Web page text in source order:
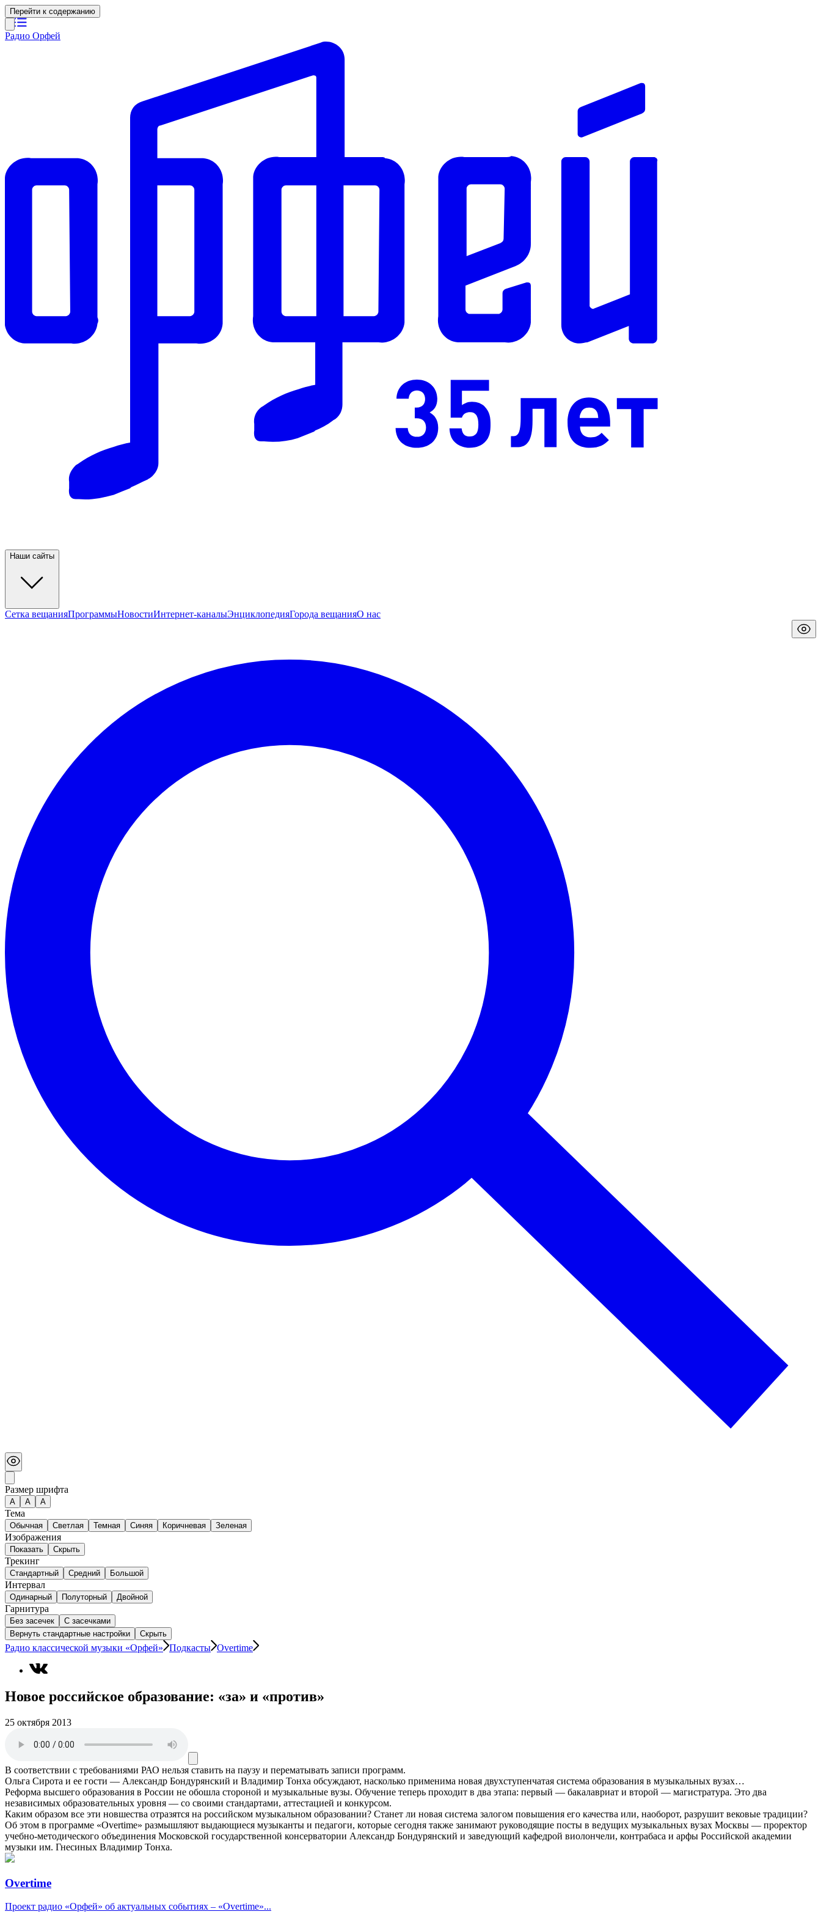
Перейти к содержанию
Радио Орфей
Наши сайты
Сетка вещанияПрограммыНовостиИнтернет-каналыЭнциклопедияГорода вещанияО нас
Размер шрифта
А A A
Тема
Обычная Светлая Темная Синяя Коричневая Зеленая
Изображения
Показать Скрыть
Трекинг
Стандартный Средний Большой
Интервал
Одинарный Полуторный Двойной
Гарнитура
Без засечек
С засечками
Вернуть стандартные настройки
Скрыть
Радио классической музыки «Орфей» Подкасты Overtime
Новое российское образование: «за» и «против»
25 октября 2013
В соответствии с требованиями РАО нельзя ставить на паузу и перематывать записи программ.
Ольга Сирота и ее гости — Александр Бондурянский и Владимир Тонха обсуждают, насколько применима новая двухступенчатая система образования в музыкальных вузах…
Реформа высшего образования в России не обошла стороной и музыкальные вузы. Обучение теперь проходит в два этапа: первый — бакалавриат и второй — магистратура. Это два
независимых образовательных уровня — со своими стандартами, аттестацией и конкурсом.
Каким образом все эти новшества отразятся на российском музыкальном образовании? Станет ли новая система залогом повышения его качества или, наоборот, разрушит вековые традиции?
Об этом в программе «Overtime» размышляют выдающиеся музыканты и педагоги, которые сегодня также занимают руководящие посты в ведущих музыкальных вузах Москвы — проректор
учебно-методического объединения Московской государственной консерватории Александр Бондурянский и заведующий кафедрой виолончели, контрабаса и арфы Российской академии
музыки им. Гнесиных Владимир Тонха.
Overtime
Проект радио «Орфей» об актуальных событиях – «Overtime»...